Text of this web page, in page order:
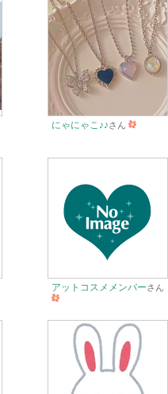
にゃにゃこ♪♪さん
アットコスメメンバーさん